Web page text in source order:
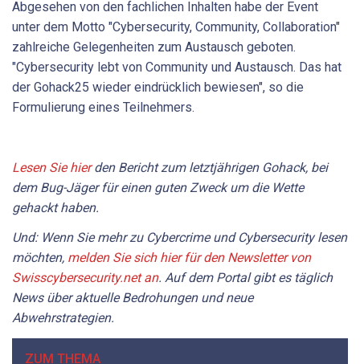
Abgesehen von den fachlichen Inhalten habe der Event
unter dem Motto "Cybersecurity, Community, Collaboration"
zahlreiche Gelegenheiten zum Austausch geboten.
"Cybersecurity lebt von Community und Austausch. Das hat
der Gohack25 wieder eindrücklich bewiesen", so die
Formulierung eines Teilnehmers.
Lesen Sie hierden Bericht zum letztjährigen Gohack, bei
dem Bug-Jäger für einen guten Zweck um die Wette
gehackt haben.
Und: Wenn Sie mehr zu Cybercrime und Cybersecurity lesen
möchten, melden Sie sich hier für den Newsletter von
Swisscybersecurity.net an. Auf dem Portal gibt es täglich
News über aktuelle Bedrohungen und neue
Abwehrstrategien.
ZUM THEMA